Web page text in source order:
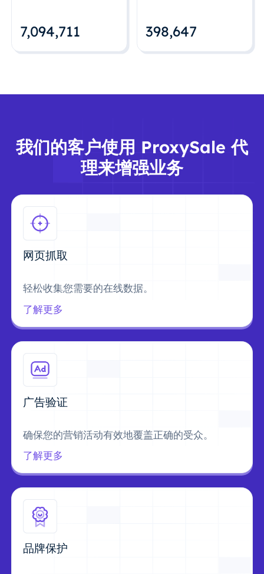
7,094,712 398,648
我们的客户使用 ProxySale 代
理来增强业务
网页抓取
轻松收集您需要的在线数据。
了解更多
广告验证
确保您的营销活动有效地覆盖正确的受众。
了解更多
品牌保护